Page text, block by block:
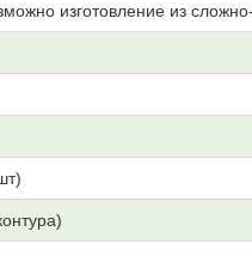
изготовление из